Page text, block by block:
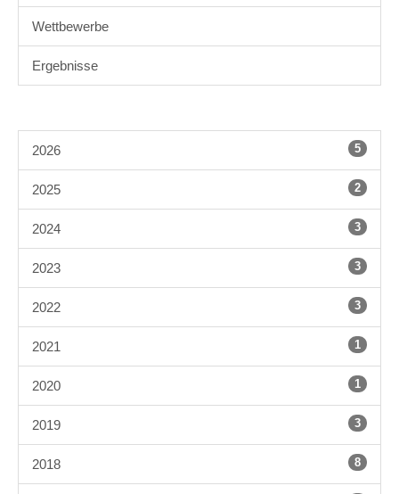
Wettbewerbe
Ergebnisse
2026 5
2025 2
2024 3
2023 3
2022 3
2021 1
2020 1
2019 3
2018 8